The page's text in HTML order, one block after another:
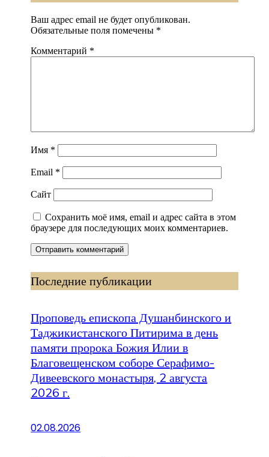
Ваш адрес email не будет опубликован.
Обязательные поля помечены *
Комментарий *
Имя *
Email *
Сайт
Сохранить моё имя, email и адрес сайта в этом
браузере для последующих моих комментариев.
Последние публикации
Проповедь епископа Душанбинского и
Таджикистанского Питирима в день
памяти пророка Божия Илии в
Благовещенском соборе Серафимо-
Дивеевского монастыря, 2 августа
2026 г.
02.08.2026